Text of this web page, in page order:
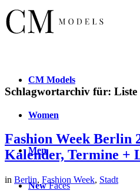
CM Models
Women
Men
NewFaces
Schlagwortarchiv für: Liste
Fashion Week Berlin
Kalender, Termine +
in Berlin, Fashion Week, Stadt